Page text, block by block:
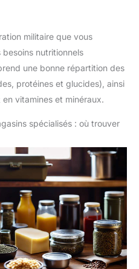
militaire que vous
nutritionnels
une bonne répartition des
protéines et glucides), ainsi
vitamines et minéraux.
spécialisés : où trouver